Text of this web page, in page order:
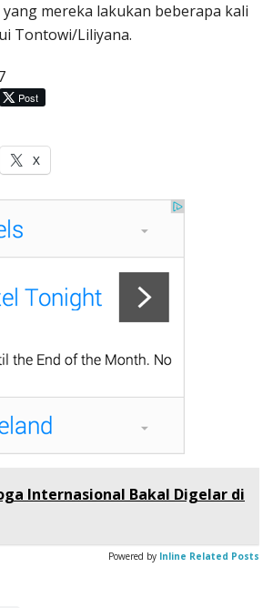
mereka lakukan beberapa kali
Tontowi/Liliyana.
Post
X
Internasional Bakal Digelar di
Powered by Inline Related Posts